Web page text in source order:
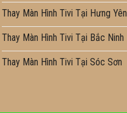
Thay Màn Hình Tivi Tại Hưng Yên
Thay Màn Hình Tivi Tại Bắc Ninh
Thay Màn Hình Tivi Tại Sóc Sơn